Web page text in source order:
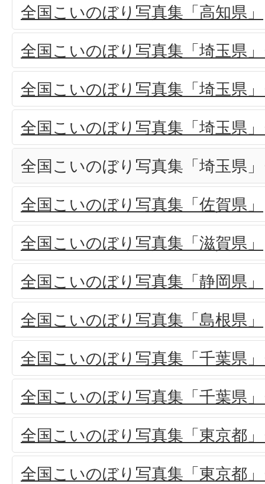
全国こいのぼり写真集「高知県」
全国こいのぼり写真集「埼玉県
全国こいのぼり写真集「埼玉県
全国こいのぼり写真集「埼玉県
全国こいのぼり写真集「埼玉県
全国こいのぼり写真集「佐賀県」
全国こいのぼり写真集「滋賀県」
全国こいのぼり写真集「静岡県」
全国こいのぼり写真集「島根県」
全国こいのぼり写真集「千葉県
全国こいのぼり写真集「千葉県
全国こいのぼり写真集「東京都
全国こいのぼり写真集「東京都